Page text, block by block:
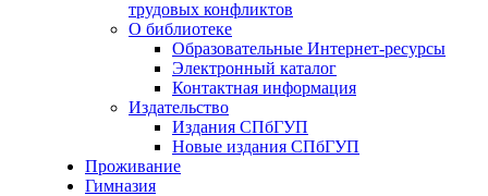
трудовых конфликтов
О библиотеке
Образовательные Интернет-ресурсы
Электронный каталог
Контактная информация
Издательство
Издания СПбГУП
Новые издания СПбГУП
Проживание
Гимназия